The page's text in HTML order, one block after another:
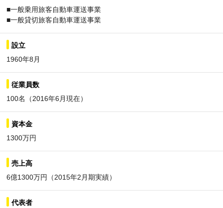
■一般乗用旅客自動車運送事業
■一般貸切旅客自動車運送事業
設立
1960年8月
従業員数
100名（2016年6月現在）
資本金
1300万円
売上高
6億1300万円（2015年2月期実績）
代表者